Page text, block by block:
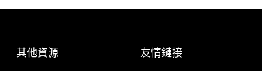
其他資源 友情鏈接